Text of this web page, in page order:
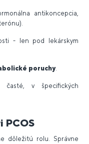
antikoncepcia,
- len pod lekárskym
poruchy.
v špecifických
PCOS
dôležitú rolu. Správne